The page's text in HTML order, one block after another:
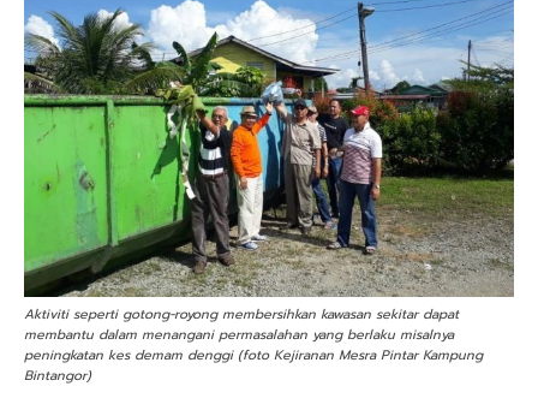
Aktiviti seperti gotong-royong membersihkan kawasan sekitar dapat
membantu dalam menangani permasalahan yang berlaku misalnya
peningkatan kes demam denggi (foto Kejiranan Mesra Pintar Kampung
Bintangor)